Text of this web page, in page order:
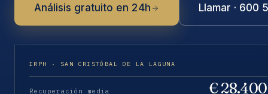
Análisis gratuito en 24h Llamar · 600
IRPH · SAN CRISTÓBAL DE LA LAGUNA
Recuperación media € 28.400